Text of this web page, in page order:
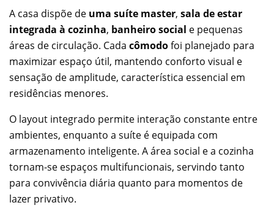
A casa dispõe de uma suíte master, sala de estar
integrada à cozinha, banheiro social e pequenas
áreas de circulação. Cada cômodofoi planejado para
maximizar espaço útil, mantendo conforto visual e
sensação de amplitude, característica essencial em
residências menores.
O layout integrado permite interação constante entre
ambientes, enquanto a suíte é equipada com
armazenamento inteligente. A área social e a cozinha
tornam-se espaços multifuncionais, servindo tanto
para convivência diária quanto para momentos de
lazer privativo.